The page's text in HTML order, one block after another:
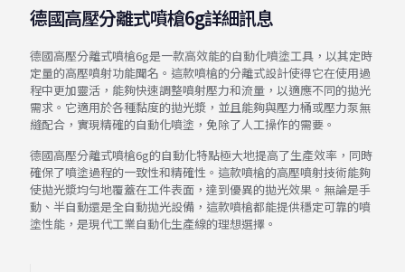
德國高壓分離式噴槍6g詳細訊息
德國高壓分離式噴槍6g是一款高效能的自動化噴塗工具，以其定時
定量的高壓噴射功能聞名。這款噴槍的分離式設計使得它在使用過
程中更加靈活，能夠快速調整噴射壓力和流量，以適應不同的拋光
需求。它適用於各種黏度的拋光漿，並且能夠與壓力桶或壓力泵無
縫配合，實現精確的自動化噴塗，免除了人工操作的需要。
德國高壓分離式噴槍6g的自動化特點極大地提高了生產效率，同時
確保了噴塗過程的一致性和精確性。這款噴槍的高壓噴射技術能夠
使拋光漿均勻地覆蓋在工件表面，達到優異的拋光效果。無論是手
動、半自動還是全自動拋光設備，這款噴槍都能提供穩定可靠的噴
塗性能，是現代工業自動化生產線的理想選擇。